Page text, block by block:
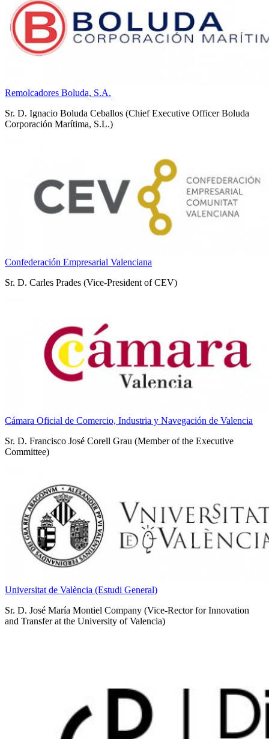
Remolcadores Boluda, S.A.
Sr. D. Ignacio Boluda Ceballos (Chief Executive Officer Boluda
Corporación Marítima, S.L.)
Confederación Empresarial Valenciana
Sr. D. Carles Prades (Vice-President of CEV)
Cámara Oficial de Comercio, Industria y Navegación de Valencia
Sr. D. Francisco José Corell Grau (Member of the Executive
Committee)
Universitat de València (Estudi General)
Sr. D. José María Montiel Company (Vice-Rector for Innovation
and Transfer at the University of Valencia)